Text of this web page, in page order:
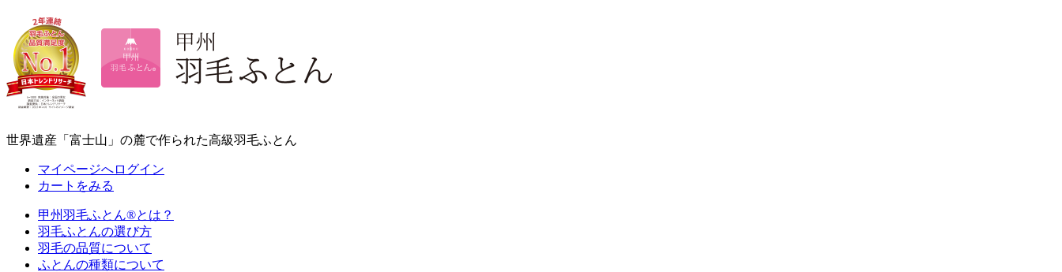
世界遺産「富士山」の麓で作られた高級羽毛ふとん
マイページへログイン
カートをみる
甲州羽毛ふとん®とは？
羽毛ふとんの選び方
羽毛の品質について
ふとんの種類について